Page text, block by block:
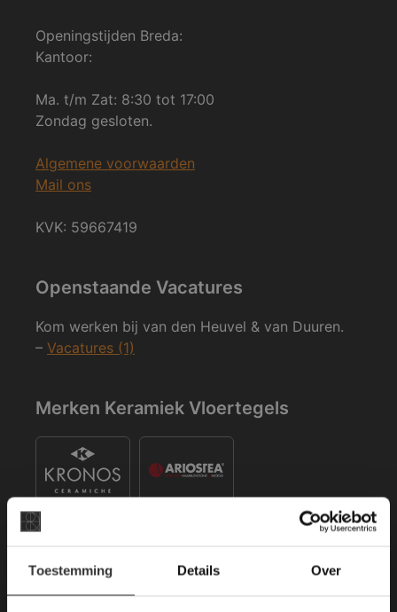
Toestemming Details Over
Openingstijden Breda:
Kantoor:
Ma. t/m Zat: 8:30 tot 17:00
Zondag gesloten.
Algemene voorwaarden
Mail ons
KVK: 59667419
Openstaande Vacatures
Kom werken bij van den Heuvel & van Duuren.
– Vacatures (1)
Merken Keramiek Vloertegels
Merken Keramiek Terrastegels
Deze website maakt
gebruik van cookies.